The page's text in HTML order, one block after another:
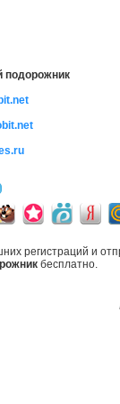
подорожник
регистраций и
бесплатно.